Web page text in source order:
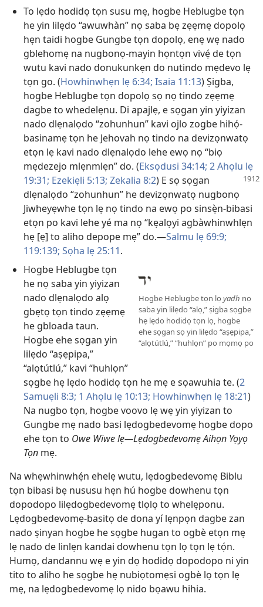
To lẹdo hodidọ tọn susu mẹ, hogbe Heblugbe tọn
he yin lilẹdo “awuwhàn” nọ saba bẹ zẹẹmẹ dopolọ
hẹn taidi hogbe Gungbe tọn dopolọ, enẹ wẹ nado
gblehomẹ na nugbonọ-mayin họntọn vivẹ́ de tọn
wutu kavi nado donukunkẹn do nutindo mẹdevo lẹ
tọn go. (Howhinwhẹn lẹ 6:34; Isaia 11:13) Ṣigba,
hogbe Heblugbe tọn dopolọ sọ nọ tindo zẹẹmẹ
dagbe to whedelẹnu. Di apajlẹ, e sọgan yin yiyizan
nado dlẹnalọdo “zohunhun” kavi ojlo zogbe hihọ́-
basinamẹ tọn he Jehovah nọ tindo na devizọnwatọ
etọn lẹ kavi nado dlẹnalọdo lehe ewọ nọ “biọ
mẹdezejo mlẹnmlẹn” do. (Eksọdusi 34:14; 2 Ahọlu lẹ
19:31; Ezekiẹli 5:13; Zekalia 8:2) E sọ sọgan
dlẹnalọdo “zohunhun” he devizọnwatọ nugbonọ
Jiwheyẹwhe tọn lẹ nọ tindo na ewọ po sinsẹ̀n-bibasi
etọn po kavi lehe yé ma nọ “kẹalọyi agbàwhinwhlẹn
hẹ [ẹ] to aliho depope mẹ” do.—Salmu lẹ 69:9;
119:139; Sọha lẹ 25:11.
Hogbe Heblugbe tọn lọ yadh nọ
saba yin lilẹdo “alọ,” ṣigba sọgbe
hẹ lẹdo hodidọ tọn lọ, hogbe
ehe sọgan sọ yin lilẹdo “aṣẹpipa,”
“alọtútlú,” “huhlọn” po mọmọ po
Hogbe Heblugbe tọn
he nọ saba yin yiyizan
nado dlẹnalọdo alọ
gbẹtọ tọn tindo zẹẹmẹ
he gbloada taun.
Hogbe ehe sọgan yin
lilẹdo “aṣẹpipa,”
“alọtútlú,” kavi “huhlọn”
sọgbe hẹ lẹdo hodidọ tọn he mẹ e sọawuhia te. (2
Samuẹli 8:3; 1 Ahọlu lẹ 10:13; Howhinwhẹn lẹ 18:21)
Na nugbo tọn, hogbe voovo lẹ wẹ yin yiyizan to
Gungbe mẹ nado basi lẹdogbedevomẹ hogbe dopo
ehe tọn to Owe Wiwe lẹ—Lẹdogbedevomẹ Aihọn Yọyọ
Tọn mẹ.
Na whẹwhinwhẹ́n ehelẹ wutu, lẹdogbedevomẹ Biblu
tọn bibasi bẹ nususu hẹn hú hogbe dowhenu tọn
dopodopo lilẹdogbedevomẹ tlọlọ to whelẹponu.
Lẹdogbedevomẹ-basitọ de dona yí lẹnpọn dagbe zan
nado ṣinyan hogbe he sọgbe hugan to ogbè etọn mẹ
lẹ nado de linlẹn kandai dowhenu tọn lọ tọn lẹ tọ́n.
Humọ, dandannu wẹ e yin dọ hodidọ dopodopo ni yin
tito to aliho he sọgbe hẹ nubiọtomẹsi ogbè lọ tọn lẹ
mẹ, na lẹdogbedevomẹ lọ nido bọawu hihia.